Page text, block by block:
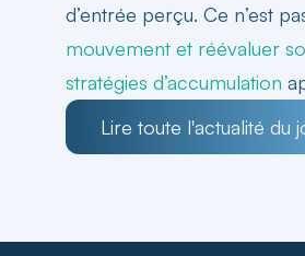
d’entrée perçu. Ce n’est
mouvement et réévaluer
stratégies d’accumulation
Lire toute l'actualité du